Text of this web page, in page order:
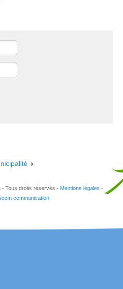
- Tous droits réservés - Mentions légales -
communication